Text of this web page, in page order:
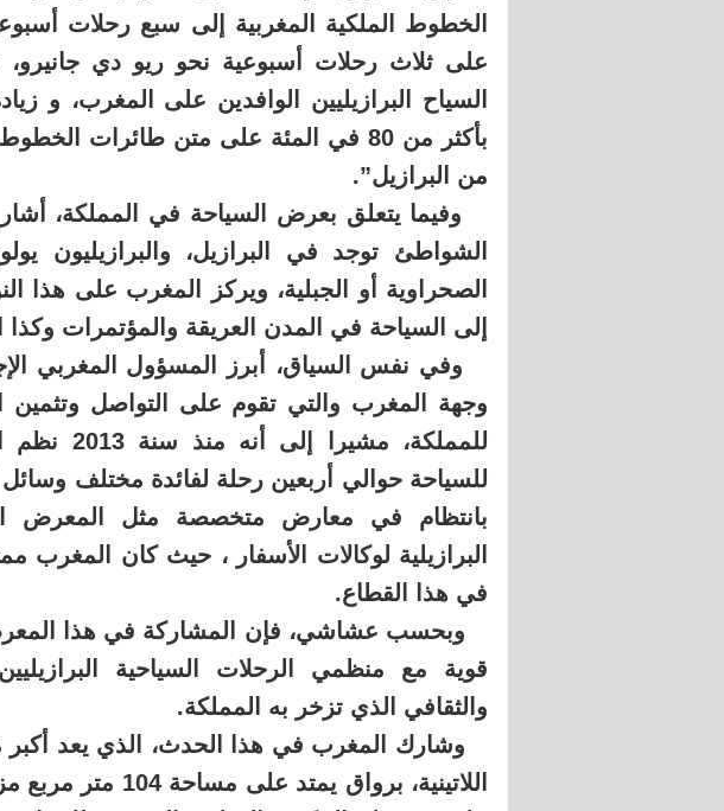
الخطوط الملكية المغربية إلى سبع رحلات
على ثلاث رحلات أسبوعية نحو ريو دي
السياح البرازيليين الوافدين على المغرب، و
بأكثر من 80 في المئة على متن طائرات
من البرازيل”.
وفيما يتعلق بعرض السياحة في المملكة،
الشواطئ توجد في البرازيل، والبرازيليون
الصحراوية أو الجبلية، ويركز المغرب على هذا
إلى السياحة في المدن العريقة والمؤتمرات وكذا
وفي نفس السياق، أبرز المسؤول المغربي
وجهة المغرب والتي تقوم على التواصل وتثمين
للمملكة،
للسياحة حوالي أربعين رحلة لفائدة مختلف وسائل
بانتظام في معارض متخصصة مثل المعرض
البرازيلية لوكالات الأسفار ، حيث كان المغرب
في هذا القطاع.
وبحسب عشاشي، فإن المشاركة في هذا
قوية مع منظمي الرحلات السياحية
والثقافي الذي تزخر به المملكة.
وشارك المغرب في هذا الحدث، الذي يعد
اللاتينية، برواق